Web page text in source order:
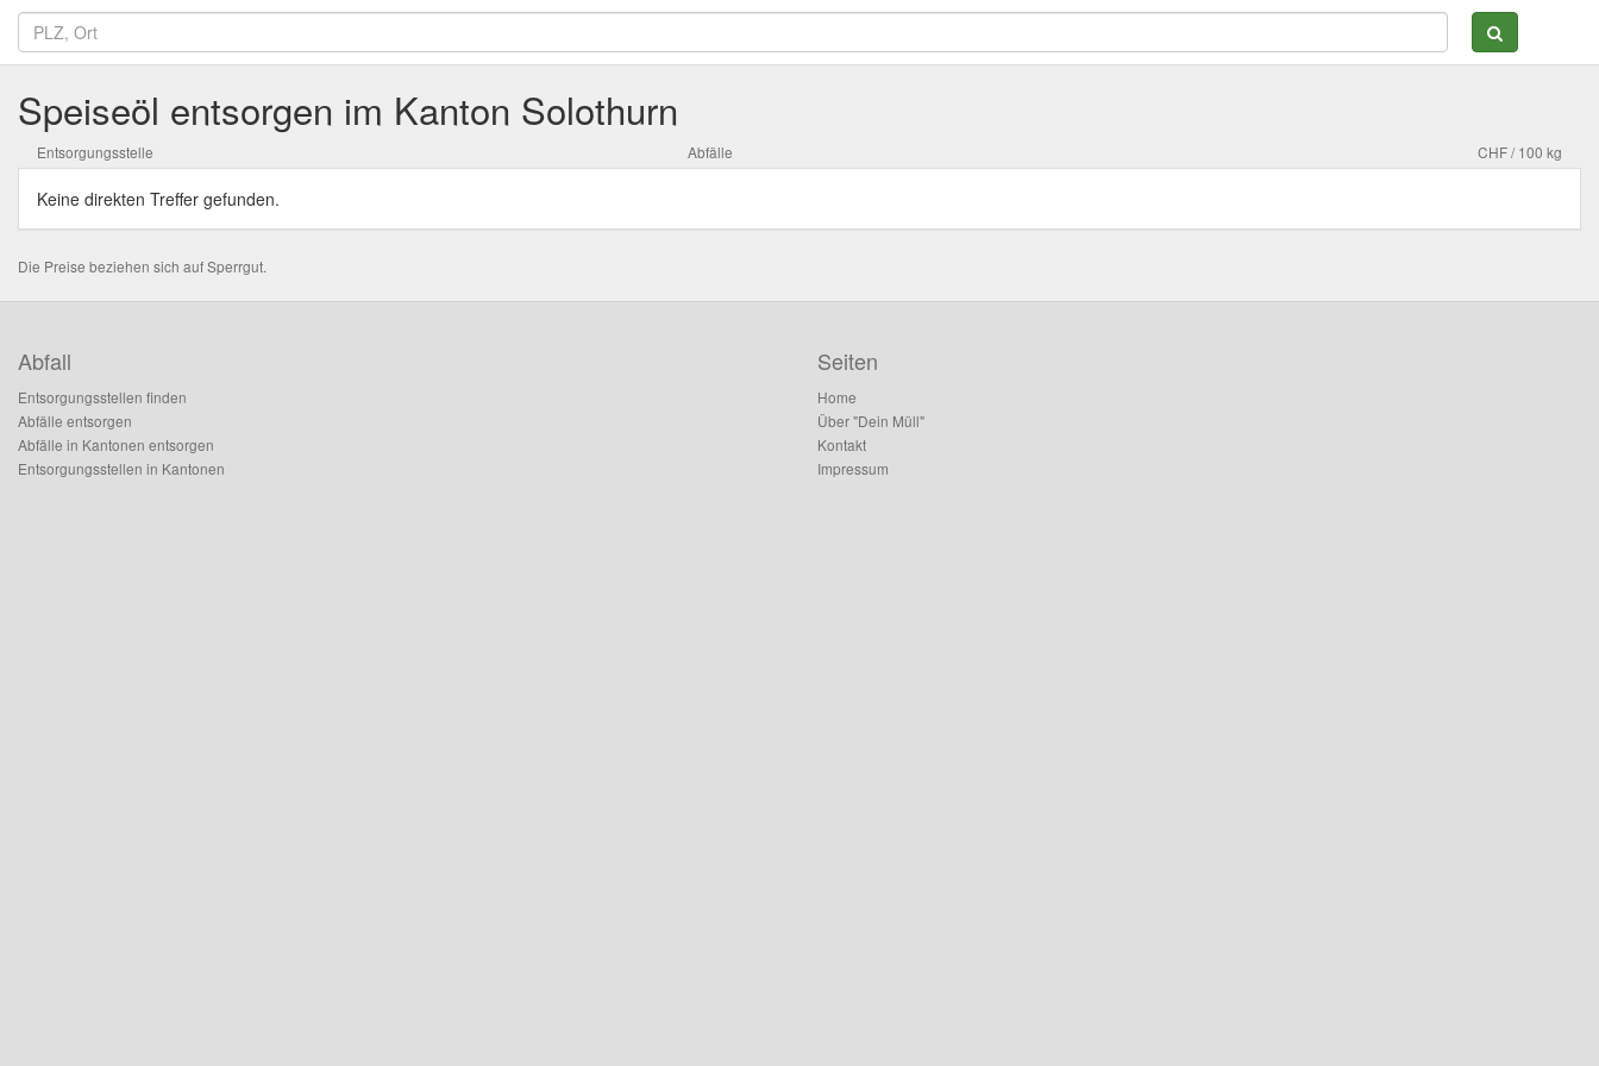
Speiseöl entsorgen im Kanton Solothurn
Entsorgungsstelle Abfälle CHF / 100 kg
Keine direkten Treffer gefunden.
Die Preise beziehen sich auf Sperrgut.
Abfall
Entsorgungsstellen finden
Abfälle entsorgen
Abfälle in Kantonen entsorgen
Entsorgungsstellen in Kantonen
Seiten
Home
Über "Dein Müll"
Kontakt
Impressum